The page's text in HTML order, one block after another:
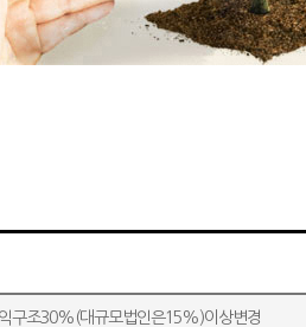
구조30%(대규모법인은15%)이상변경